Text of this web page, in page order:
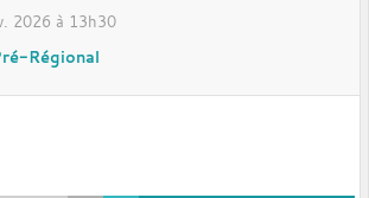
2026 à 13h30
Régional